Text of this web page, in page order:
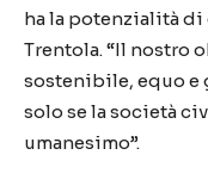
ha la potenzialità di
Trentola. “Il nostro
sostenibile, equo e
solo se la società
umanesimo”.